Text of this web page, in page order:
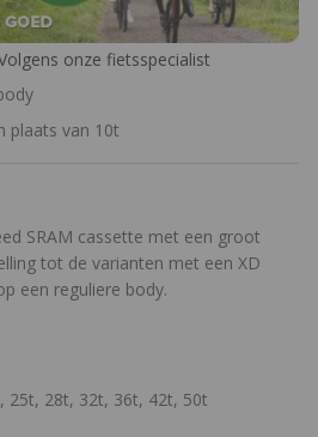
onze fietsspecialist
plaats van 10t
SRAM cassette met een groot
tot de varianten met een XD
een reguliere body.
25t, 28t, 32t, 36t, 42t, 50t